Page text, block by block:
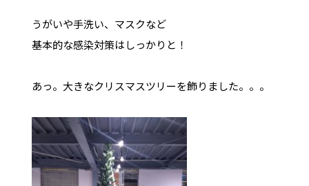
うがいや手洗い、マスクなど
基本的な感染対策はしっかりと！
あっ。大きなクリスマスツリーを飾りました。。。